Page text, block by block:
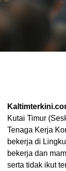
Kutai Timur
Tenaga Kerja
bekerja di
bekerja dan
serta tidak ikut